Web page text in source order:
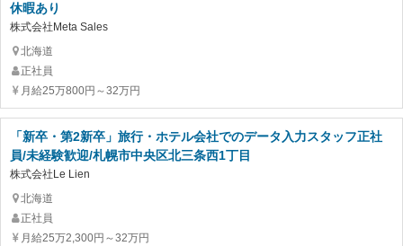
休暇あり
株式会社Meta Sales
北海道
正社員
月給25万800円～32万円
「新卒・第2新卒」旅行・ホテル会社でのデータ入力スタッフ正社
員/未経験歓迎/札幌市中央区北三条西1丁目
株式会社Le Lien
北海道
正社員
月給25万2,300円～32万円